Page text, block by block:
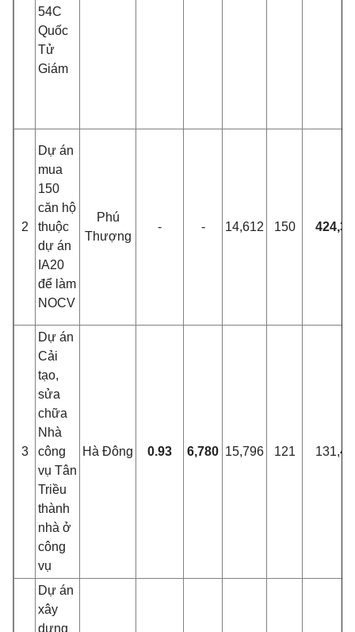
54C
Quốc
Tử
Giám
2
Dự án
mua
150
căn hộ
thuộc
dự án
IA20
để làm
NOCV
Phú
Thượng
- - 14,612 150
3
Dự án
Cải
tạo,
sửa
chữa
Nhà
công
vụ Tân
Triều
thành
nhà ở
công
vụ
Hà Đông 0.93 6,780 15,796 121
Dự án
xây
dựng